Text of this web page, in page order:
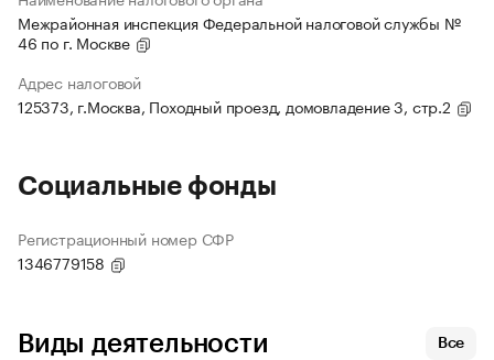
Межрайонная инспекция Федеральной налоговой службы №
46 по г. Москве
Адрес налоговой
125373, г.Москва, Походный проезд, домовладение 3, стр.2
Социальные фонды
Регистрационный номер СФР
1346779158
Виды деятельности Все